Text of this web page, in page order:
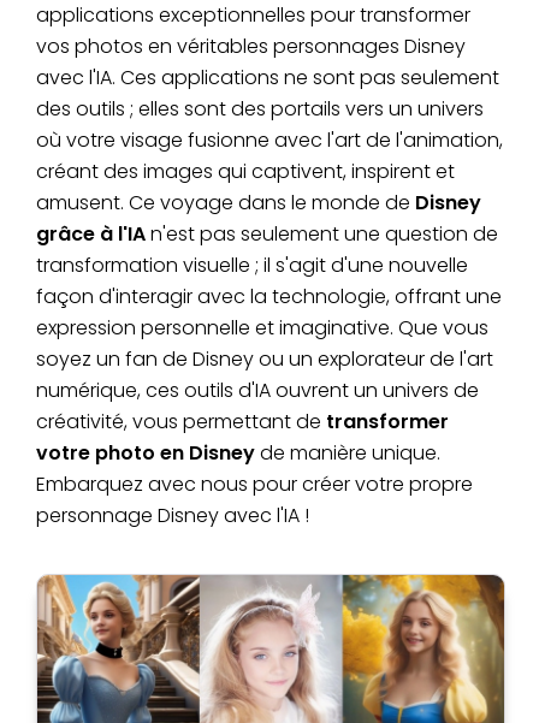
applications exceptionnelles pour transformer
vos photos en véritables personnages Disney
avec l'IA. Ces applications ne sont pas seulement
des outils ; elles sont des portails vers un univers
où votre visage fusionne avec l'art de l'animation,
créant des images qui captivent, inspirent et
amusent. Ce voyage dans le monde de Disney
grâce à l'IAn'est pas seulement une question de
transformation visuelle ; il s'agit d'une nouvelle
façon d'interagir avec la technologie, offrant une
expression personnelle et imaginative. Que vous
soyez un fan de Disney ou un explorateur de l'art
numérique, ces outils d'IA ouvrent un univers de
créativité, vous permettant de transformer
votre photo en Disneyde manière unique.
Embarquez avec nous pour créer votre propre
personnage Disney avec l'IA !